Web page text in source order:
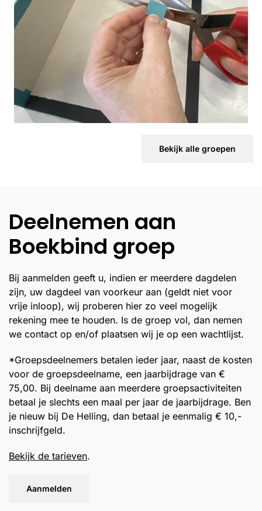
Vergroot
Bekijk alle groepen
Deelnemen aan
Boekbind groep
Bij aanmelden geeft u, indien er meerdere dagdelen
zijn, uw dagdeel van voorkeur aan (geldt niet voor
vrije inloop), wij proberen hier zo veel mogelijk
rekening mee te houden. Is de groep vol, dan nemen
we contact op en/of plaatsen wij je op een wachtlijst.
*Groepsdeelnemers betalen ieder jaar, naast de kosten
voor de groepsdeelname, een jaarbijdrage van €
75,00. Bij deelname aan meerdere groepsactiviteiten
betaal je slechts een maal per jaar de jaarbijdrage. Ben
je nieuw bij De Helling, dan betaal je eenmalig € 10,-
inschrijfgeld.
Bekijk de tarieven.
Aanmelden